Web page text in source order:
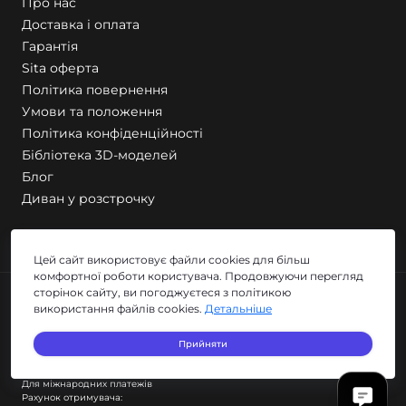
Щільність складає 28 кг/м3;
З часом не дає усадку.
Доставка і оплата
Гарантія
Sita оферта
Політика повернення
Умови та положення
Політика конфіденційності
Бібліотека 3D-моделей
Блог
Диван у розстрочку
ФОП Остапенко Ігор Аркадійович
Рахунок отримувача: UA183220010000026005300048922
Код отримувача 3351910310
igorarkadievichostapenko@gmail.com
Для міжнародних платежів
Рахунок отримувача:
Цей сайт використовує файли cookies для більш
комфортної роботи користувача. Продовжуючи перегляд
сторінок сайту, ви погоджуєтеся з політикою
використання файлів cookies. Детальніше
Прийняти